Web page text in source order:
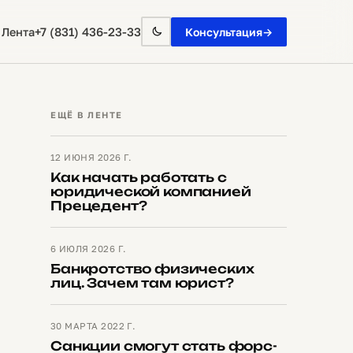
+7 (831) 436-23-33 Консультация→
ЕЩЁ В ЛЕНТЕ
12 ИЮНЯ 2026 Г.
Как начать работать с
юридической компанией
Прецедент?
6 ИЮЛЯ 2026 Г.
Банкротство физических
лиц. Зачем там юрист?
30 МАРТА 2022 Г.
Санкции смогут стать форс-